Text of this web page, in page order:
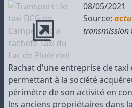
08/05/2021
Source:
transmission
Rachat d'une entreprise de taxi
permettant à la société
périmètre de son activité en
les anciens propriétaires dans